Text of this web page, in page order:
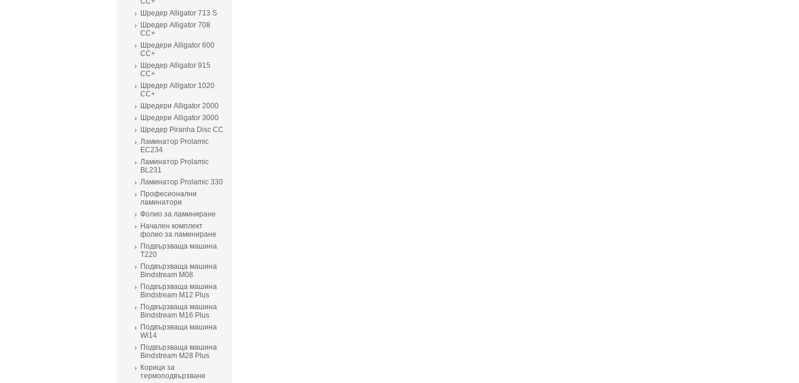
Шредер Alligator 713 S
Шредер Alligator 708
CC+
Шредери Alligator 600
CC+
Шредер Alligator 915
CC+
Шредер Alligator 1020
CC+
Шредери Alligator 2000
Шредери Alligator 3000
Шредер Piranha Disc CC
Ламинатор Prolamic
ЕС234
Ламинатор Prolamic
BL231
Ламинатор Prolamic 330
Професионални
ламинатори
Фолио за ламиниране
Начален комплект
фолио за ламиниране
Подвързваща машина
T220
Подвързваща машина
Bindstream M08
Подвързваща машина
Bindstream M12 Plus
Подвързваща машина
Bindstream M16 Plus
Подвързваща машина
Wi14
Подвързваща машина
Bindstream M28 Plus
Корици за
термоподвързване